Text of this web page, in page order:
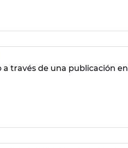
a través de una publicación en